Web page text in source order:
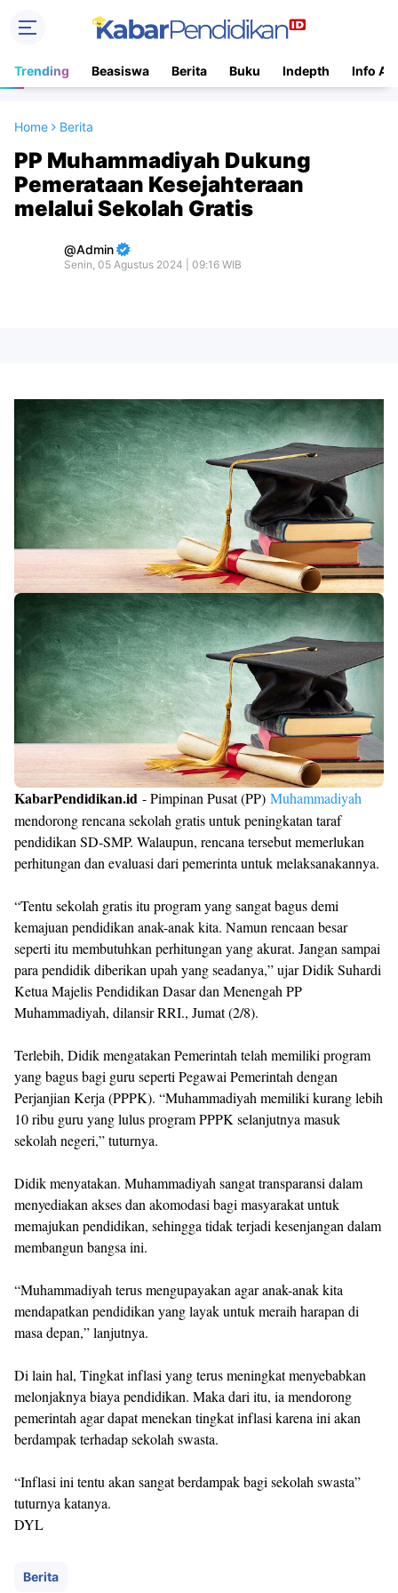
Trending Beasiswa Berita Buku Indepth Info
Home Berita
PP Muhammadiyah Dukung
Pemerataan Kesejahteraan
melalui Sekolah Gratis
Admin
Senin, 05 Agustus 2024 | 09:16 WIB
KabarPendidikan.id - Pimpinan Pusat (PP) Muhammadiyah
mendorong rencana sekolah gratis untuk peningkatan taraf
pendidikan SD-SMP. Walaupun, rencana tersebut memerlukan
perhitungan dan evaluasi dari pemerinta untuk melaksanakannya.
“Tentu sekolah gratis itu program yang sangat bagus demi
kemajuan pendidikan anak-anak kita. Namun rencaan besar
seperti itu membutuhkan perhitungan yang akurat. Jangan sampai
para pendidik diberikan upah yang seadanya,” ujar Didik Suhardi
Ketua Majelis Pendidikan Dasar dan Menengah PP
Muhammadiyah, dilansir RRI., Jumat (2/8).
Terlebih, Didik mengatakan Pemerintah telah memiliki program
yang bagus bagi guru seperti Pegawai Pemerintah dengan
Perjanjian Kerja (PPPK). “Muhammadiyah memiliki kurang lebih
10 ribu guru yang lulus program PPPK selanjutnya masuk
sekolah negeri,” tuturnya.
Didik menyatakan. Muhammadiyah sangat transparansi dalam
menyediakan akses dan akomodasi bagi masyarakat untuk
memajukan pendidikan, sehingga tidak terjadi kesenjangan dalam
membangun bangsa ini.
“Muhammadiyah terus mengupayakan agar anak-anak kita
mendapatkan pendidikan yang layak untuk meraih harapan di
masa depan,” lanjutnya.
Di lain hal, Tingkat inflasi yang terus meningkat menyebabkan
melonjaknya biaya pendidikan. Maka dari itu, ia mendorong
pemerintah agar dapat menekan tingkat inflasi karena ini akan
berdampak terhadap sekolah swasta.
“Inflasi ini tentu akan sangat berdampak bagi sekolah swasta”
tuturnya katanya.
DYL
Berita